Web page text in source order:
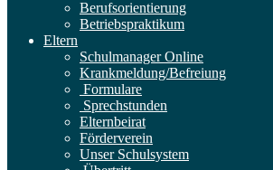
Berufsorientierung
Betriebspraktikum
Eltern
Schulmanager Online
Krankmeldung/Befreiung
Formulare
Sprechstunden
Elternbeirat
Förderverein
Unser Schulsystem